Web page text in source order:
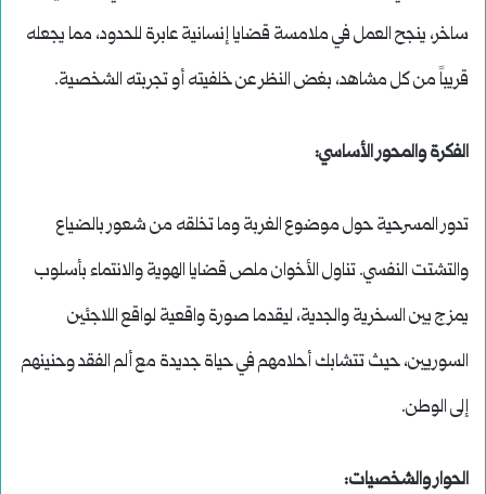
ساخر، ينجح العمل في ملامسة قضايا إنسانية عابرة للحدود، مما يجعله
قريباً من كل مشاهد، بغض النظر عن خلفيته أو تجربته الشخصية.
الفكرة والمحور الأساسي:
تدور المسرحية حول موضوع الغربة وما تخلقه من شعور بالضياع
والتشتت النفسي. تناول الأخوان ملص قضايا الهوية والانتماء بأسلوب
يمزج بين السخرية والجدية، ليقدما صورة واقعية لواقع اللاجئين
السوريين، حيث تتشابك أحلامهم في حياة جديدة مع ألم الفقد وحنينهم
إلى الوطن.
الحوار والشخصيات: